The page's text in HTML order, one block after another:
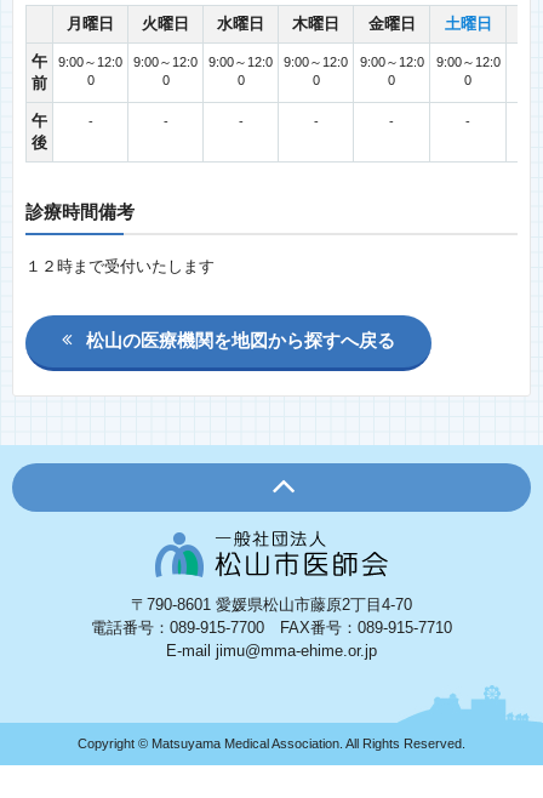
月曜日 火曜日 水曜日 木曜日 金曜日 土曜日
午
前
9:00～12:0
0
9:00～12:0
0
9:00～12:0
0
9:00～12:0
0
9:00～12:0
0
9:00～12:0
0
午
後
- - - - - -
診療時間備考
１２時まで受付いたします
松山の医療機関を地図から探すへ戻る
〒790-8601 愛媛県松山市藤原2丁目4-70
電話番号：089-915-7700 FAX番号：089-915-7710
E-mail jimu@mma-ehime.or.jp
Copyright © Matsuyama Medical Association. All Rights Reserved.